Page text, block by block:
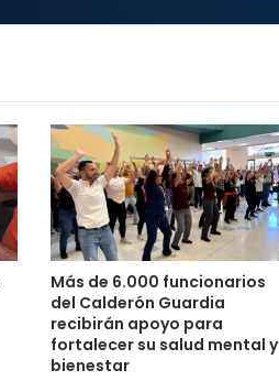
Más de 6.000 funcionarios
del Calderón Guardia
recibirán apoyo para
fortalecer su salud mental y
bienestar